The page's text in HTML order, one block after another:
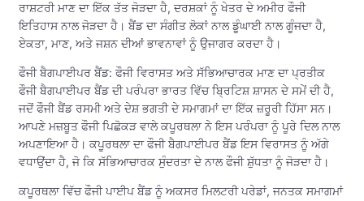
ਰਾਸ਼ਟਰੀ ਮਾਣ ਦਾ ਇੱਕ ਤੱਤ ਜੋੜਦਾ ਹੈ, ਦਰਸ਼ਕਾਂ ਨੂੰ ਖੇਤਰ ਦੇ ਅਮੀਰ ਫੌਜੀ
ਇਤਿਹਾਸ ਨਾਲ ਜੋੜਦਾ ਹੈ। ਬੈਂਡ ਦਾ ਸੰਗੀਤ ਲੋਕਾਂ ਨਾਲ ਡੂੰਘਾਈ ਨਾਲ ਗੂੰਜਦਾ ਹੈ,
ਏਕਤਾ, ਮਾਣ, ਅਤੇ ਜਸ਼ਨ ਦੀਆਂ ਭਾਵਨਾਵਾਂ ਨੂੰ ਉਜਾਗਰ ਕਰਦਾ ਹੈ।
ਫੌਜੀ ਬੈਗਪਾਈਪਰ ਬੈਂਡ: ਫੌਜੀ ਵਿਰਾਸਤ ਅਤੇ ਸੱਭਿਆਚਾਰਕ ਮਾਣ ਦਾ ਪ੍ਰਤੀਕ
ਫੌਜੀ ਬੈਗਪਾਈਪਰ ਬੈਂਡ ਦੀ ਪਰੰਪਰਾ ਭਾਰਤ ਵਿੱਚ ਬ੍ਰਿਟਿਸ਼ ਸ਼ਾਸਨ ਦੇ ਸਮੇਂ ਦੀ ਹੈ,
ਜਦੋਂ ਫੌਜੀ ਬੈਂਡ ਰਸਮੀ ਅਤੇ ਦੇਸ਼ ਭਗਤੀ ਦੇ ਸਮਾਗਮਾਂ ਦਾ ਇੱਕ ਜ਼ਰੂਰੀ ਹਿੱਸਾ ਸਨ।
ਆਪਣੇ ਮਜ਼ਬੂਤ ​​ਫੌਜੀ ਪਿਛੋਕੜ ਵਾਲੇ ਕਪੂਰਥਲਾ ਨੇ ਇਸ ਪਰੰਪਰਾ ਨੂੰ ਪੂਰੇ ਦਿਲ ਨਾਲ
ਅਪਣਾਇਆ ਹੈ। ਕਪੂਰਥਲਾ ਦਾ ਫੌਜੀ ਬੈਗਪਾਈਪਰ ਬੈਂਡ ਇਸ ਵਿਰਾਸਤ ਨੂੰ ਅੱਗੇ
ਵਧਾਉਂਦਾ ਹੈ, ਜੋ ਕਿ ਸੱਭਿਆਚਾਰਕ ਸੁੰਦਰਤਾ ਦੇ ਨਾਲ ਫੌਜੀ ਸ਼ੁੱਧਤਾ ਨੂੰ ਜੋੜਦਾ ਹੈ।
ਕਪੂਰਥਲਾ ਵਿੱਚ ਫੌਜੀ ਪਾਈਪ ਬੈਂਡ ਨੂੰ ਅਕਸਰ ਮਿਲਟਰੀ ਪਰੇਡਾਂ, ਜਨਤਕ ਸਮਾਗਮਾਂ